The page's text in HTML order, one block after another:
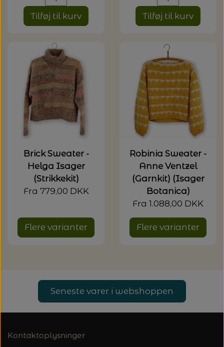
Tilføj til kurv Tilføj til kurv
Brick Sweater -
Helga Isager
(Strikkekit)
Fra 779,00 DKK
Flere varianter
Robinia Sweater -
Anne Ventzel
(Garnkit) (Isager
Botanica)
Fra 1.088,00 DKK
Flere varianter
Seneste varer i webshoppen
Kontaktoplysninger